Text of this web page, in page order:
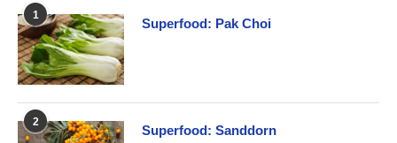
1
Superfood: Pak Choi
2
Superfood: Sanddorn